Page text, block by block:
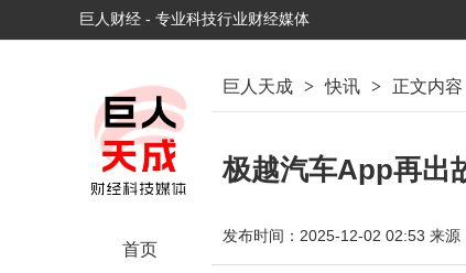
巨人财经 - 专业科技行业财经媒体
首页
巨人天成 > 快讯 > 正文内容
极越汽车App再出
发布时间：2025-12-02 02:53 来源